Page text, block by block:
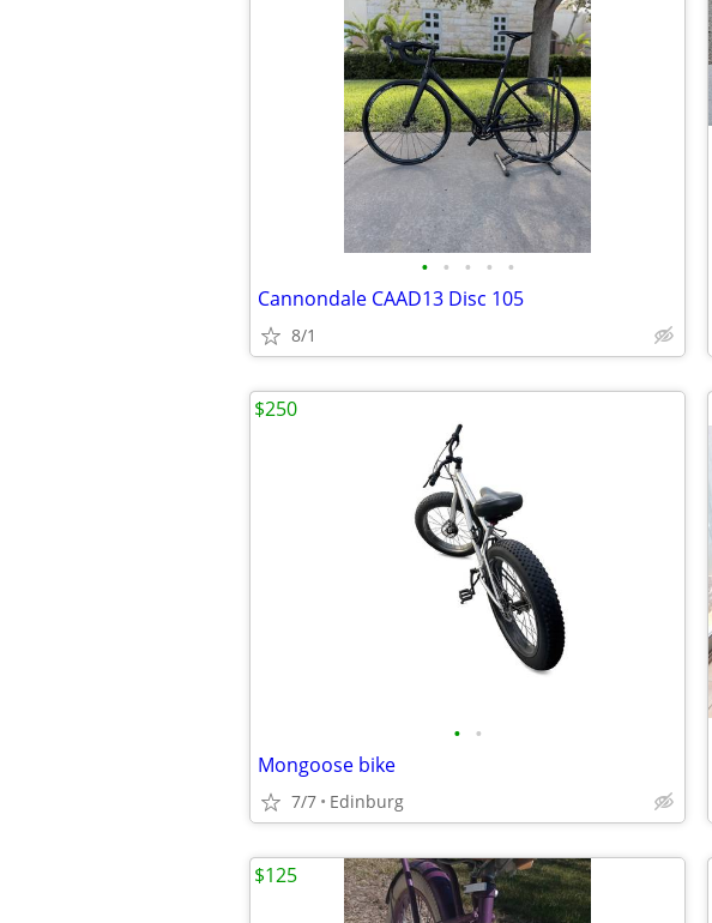
• • • • •
Cannondale CAAD13 Disc 105
8/1
• •
Mongoose bike
7/7 Edinburg
$250
$125